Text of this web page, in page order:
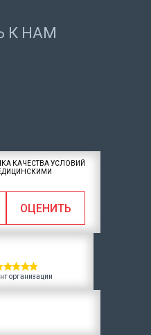
КАЧЕСТВА УСЛОВИЙ
ОЦЕНИТЬ
организации
К НАМ